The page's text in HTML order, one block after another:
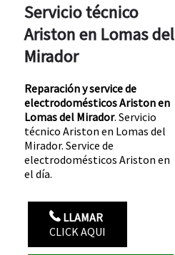
Servicio técnico
Ariston en Lomas del
Mirador
Reparación y service de
electrodomésticos Ariston en
Lomas del Mirador. Servicio
técnico Ariston en Lomas del
Mirador. Service de
electrodomésticos Ariston en
el día.
LLAMAR
CLICK AQUI